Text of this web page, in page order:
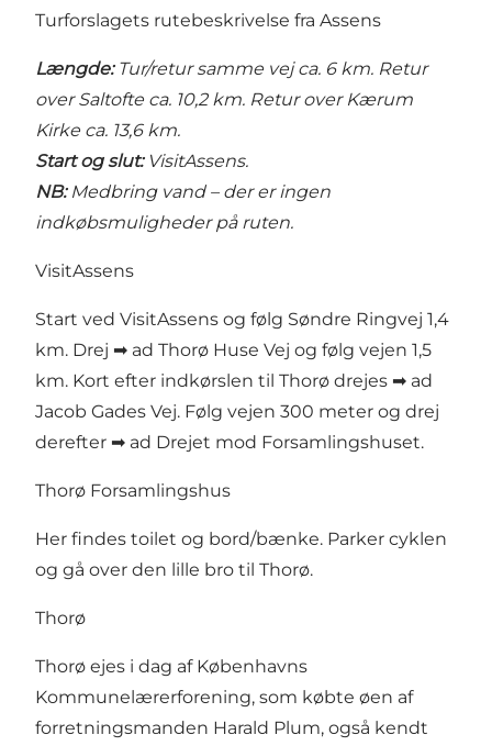
Turforslagets rutebeskrivelse fra Assens
Længde:Tur/retur samme vej ca. 6 km. Retur
over Saltofte ca. 10,2 km. Retur over Kærum
Kirke ca. 13,6 km.
Start og slut:VisitAssens.
NB:Medbring vand – der er ingen
indkøbsmuligheder på ruten.
VisitAssens
Start ved VisitAssens og følg Søndre Ringvej 1,4
km. Drej ➡ ad Thorø Huse Vej og følg vejen 1,5
km. Kort efter indkørslen til Thorø drejes ➡ ad
Jacob Gades Vej. Følg vejen 300 meter og drej
derefter ➡ ad Drejet mod Forsamlingshuset.
Thorø Forsamlingshus
Her findes toilet og bord/bænke. Parker cyklen
og gå over den lille bro til Thorø.
Thorø
Thorø ejes i dag af Københavns
Kommunelærerforening, som købte øen af
forretningsmanden Harald Plum, også kendt